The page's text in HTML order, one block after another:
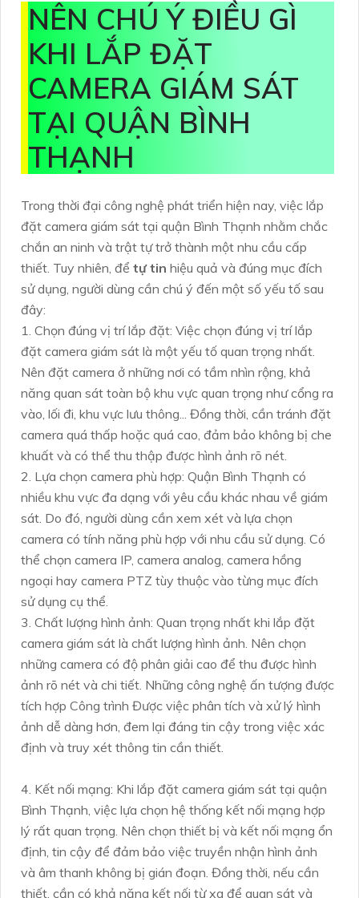
NÊN CHÚ Ý ĐIỀU GÌ
KHI LẮP ĐẶT
CAMERA GIÁM SÁT
TẠI QUẬN BÌNH
THẠNH
Trong thời đại công nghệ phát triển hiện nay, việc lắp
đặt camera giám sát tại quận Bình Thạnh nhằm chắc
chắn an ninh và trật tự trở thành một nhu cầu cấp
thiết. Tuy nhiên, để tự tin hiệu quả và đúng mục đích
sử dụng, người dùng cần chú ý đến một số yếu tố sau
đây:
1. Chọn đúng vị trí lắp đặt: Việc chọn đúng vị trí lắp
đặt camera giám sát là một yếu tố quan trọng nhất.
Nên đặt camera ở những nơi có tầm nhìn rộng, khả
năng quan sát toàn bộ khu vực quan trọng như cổng ra
vào, lối đi, khu vực lưu thông... Đồng thời, cần tránh đặt
camera quá thấp hoặc quá cao, đảm bảo không bị che
khuất và có thể thu thập được hình ảnh rõ nét.
2. Lựa chọn camera phù hợp: Quận Bình Thạnh có
nhiều khu vực đa dạng với yêu cầu khác nhau về giám
sát. Do đó, người dùng cần xem xét và lựa chọn
camera có tính năng phù hợp với nhu cầu sử dụng. Có
thể chọn camera IP, camera analog, camera hồng
ngoại hay camera PTZ tùy thuộc vào từng mục đích
sử dụng cụ thể.
3. Chất lượng hình ảnh: Quan trọng nhất khi lắp đặt
camera giám sát là chất lượng hình ảnh. Nên chọn
những camera có độ phân giải cao để thu được hình
ảnh rõ nét và chi tiết. Những công nghệ ấn tượng được
tích hợp Công trình Được việc phân tích và xử lý hình
ảnh dễ dàng hơn, đem lại đáng tin cậy trong việc xác
định và truy xét thông tin cần thiết.
4. Kết nối mạng: Khi lắp đặt camera giám sát tại quận
Bình Thạnh, việc lựa chọn hệ thống kết nối mạng hợp
lý rất quan trọng. Nên chọn thiết bị và kết nối mạng ổn
định, tin cậy để đảm bảo việc truyền nhận hình ảnh
và âm thanh không bị gián đoạn. Đồng thời, nếu cần
thiết, cần có khả năng kết nối từ xa để quan sát và